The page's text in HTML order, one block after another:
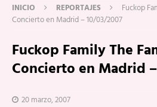
INICIO REPORTAJES
Fuckop
Concierto en Madrid – 10/03/2007
Fuckop Family The
Concierto en Madrid
20 marzo, 2007